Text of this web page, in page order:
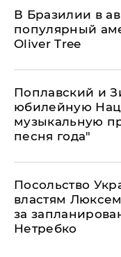
В Бразилии в
популярный
Oliver Tree
Поплавский и
юбилейную
музыкальную
песня года"
Посольство
властям
за
Нетребко